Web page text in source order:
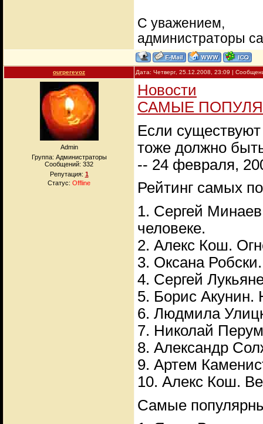
С уважением,
администраторы
ourperevoz Дата: Четверг, 25.12.2008, 23:09 |
Admin
Группа: Администраторы
Сообщений: 332
Репутация: 1
Статус: Offline
Новости
САМЫЕ
Если
тоже должно
-- 24 февраля,
Рейтинг самых
1. Сергей
человеке.
2. Алекс Кош.
3. Оксана
4. Сергей
5. Борис Акунин.
6. Людмила
7. Николай
8. Александр
9. Артем
10. Алекс Кош.
Самые